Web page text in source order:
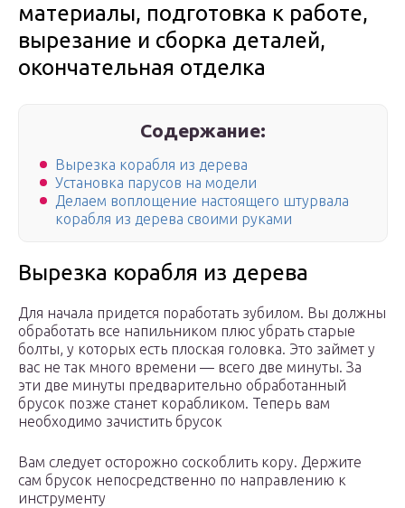
материалы, подготовка к работе,
вырезание и сборка деталей,
окончательная отделка
Содержание:
Вырезка корабля из дерева
Установка парусов на модели
Делаем воплощение настоящего штурвала
корабля из дерева своими руками
Вырезка корабля из дерева
Для начала придется поработать зубилом. Вы должны
обработать все напильником плюс убрать старые
болты, у которых есть плоская головка. Это займет у
вас не так много времени — всего две минуты. За
эти две минуты предварительно обработанный
брусок позже станет корабликом. Теперь вам
необходимо зачистить брусок
Вам следует осторожно соскоблить кору. Держите
сам брусок непосредственно по направлению к
инструменту